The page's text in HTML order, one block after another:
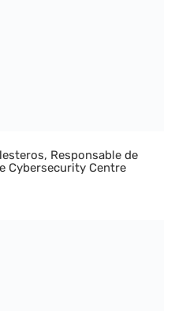
Responsable de
Cybersecurity Centre